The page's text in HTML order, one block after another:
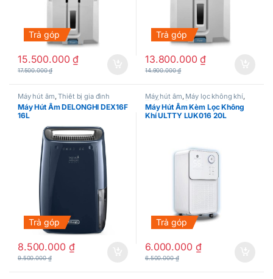
Trả góp
15.500.000₫
17.500.000₫
Trả góp
13.800.000₫
14.900.000₫
Máy hút ẩm,Thiết bị gia đình
Máy Hút Ẩm DELONGHI DEX16F
16L
Trả góp
8.500.000 ₫
9.500.000₫
Máy hút ẩm, Máy lọc không khí,
Thiết bị gia đình
Máy Hút Ẩm Kèm Lọc Không
Khí ULTTY LUK016 20L
Trả góp
6.000.000 ₫
6.500.000₫